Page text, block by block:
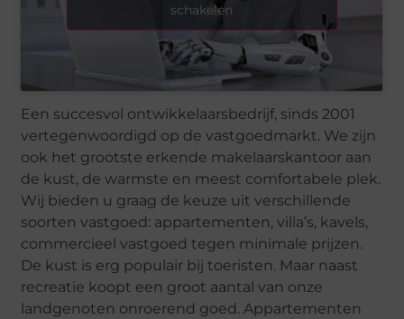
schakelen
Een succesvol ontwikkelaarsbedrijf, sinds 2001
vertegenwoordigd op de vastgoedmarkt. We zijn
ook het grootste erkende makelaarskantoor aan
de kust, de warmste en meest comfortabele plek.
Wij bieden u graag de keuze uit verschillende
soorten vastgoed: appartementen, villa’s, kavels,
commercieel vastgoed tegen minimale prijzen.
De kust is erg populair bij toeristen. Maar naast
recreatie koopt een groot aantal van onze
landgenoten onroerend goed. Appartementen